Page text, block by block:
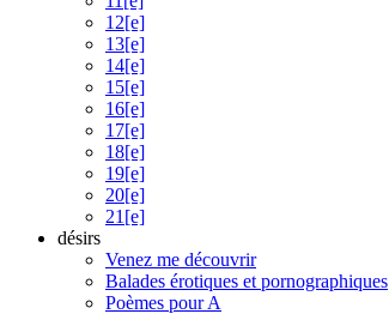
12[e]
13[e]
14[e]
15[e]
16[e]
17[e]
18[e]
19[e]
20[e]
21[e]
désirs
Venez me découvrir
Balades érotiques et pornographiques
Poèmes pour A